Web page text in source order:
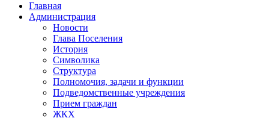
Главная
Администрация
Новости
Глава Поселения
История
Символика
Структура
Полномочия, задачи и функции
Подведомственные учреждения
Прием граждан
ЖКХ